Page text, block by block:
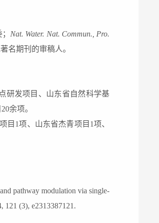
； Nat. Water. Nat. Commun., Pro.
名期刊的审稿人。
研发项目 、 山东省自然科学基
20余项。
目 1项、山东省杰青项目 1项、
pathway modulation via single-
121 (3), e2313387121.